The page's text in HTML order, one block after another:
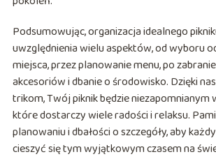
Podsumowując, organizacja idealnego
uwzględnienia wielu aspektów, od wyboru
miejsca, przez planowanie menu, po
akcesoriów i dbanie o środowisko. Dzięki
trikom, Twój piknik będzie niezapomnianym
które dostarczy wiele radości i relaksu.
planowaniu i dbałości o szczegóły, aby
cieszyć się tym wyjątkowym czasem na